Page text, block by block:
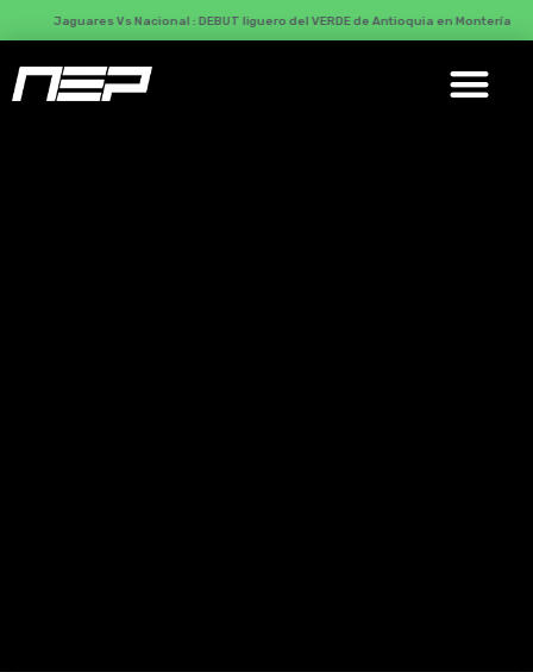
Jaguares Vs Nacional : DEBUT liguero del VERDE de Antioquia en Montería